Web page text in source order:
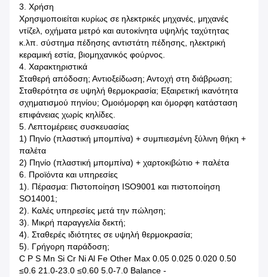
3. Χρήση
Χρησιμοποιείται κυρίως σε ηλεκτρικές μηχανές, μηχανές
ντίζελ, οχήματα μετρό και αυτοκίνητα υψηλής ταχύτητας
κ.λπ. σύστημα πέδησης αντιστάτη πέδησης, ηλεκτρική
κεραμική εστία, βιομηχανικός φούρνος.
4. Χαρακτηριστικά
Σταθερή απόδοση; Αντιοξείδωση; Αντοχή στη διάβρωση;
Σταθερότητα σε υψηλή θερμοκρασία; Εξαιρετική ικανότητα
σχηματισμού πηνίου; Ομοιόμορφη και όμορφη κατάσταση
επιφάνειας χωρίς κηλίδες.
5. Λεπτομέρειες συσκευασίας
1) Πηνίο (πλαστική μπομπίνα) + συμπιεσμένη ξύλινη θήκη +
παλέτα
2) Πηνίο (πλαστική μπομπίνα) + χαρτοκιβώτιο + παλέτα
6. Προϊόντα και υπηρεσίες
1). Πέρασμα: Πιστοποίηση ISO9001 και πιστοποίηση
SO14001;
2). Καλές υπηρεσίες μετά την πώληση;
3). Μικρή παραγγελία δεκτή;
4). Σταθερές ιδιότητες σε υψηλή θερμοκρασία;
5). Γρήγορη παράδοση;
C P S Mn Si Cr Ni Al Fe Other Max 0.05 0.025 0.020 0.50
≤0.6 21.0-23.0 ≤0.60 5.0-7.0 Balance -